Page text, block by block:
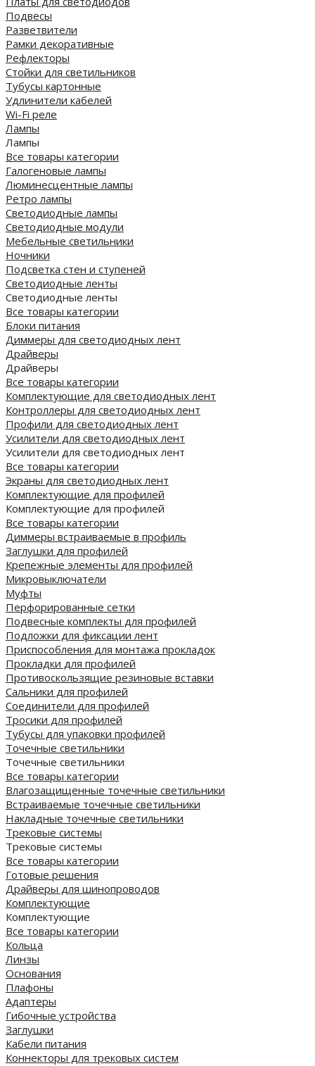
Подвесы
Разветвители
Рамки декоративные
Рефлекторы
Стойки для светильников
Тубусы картонные
Удлинители кабелей
Wi-Fi реле
Лампы
Лампы
Все товары категории
Галогеновые лампы
Люминесцентные лампы
Ретро лампы
Светодиодные лампы
Светодиодные модули
Мебельные светильники
Ночники
Подсветка стен и ступеней
Светодиодные ленты
Светодиодные ленты
Все товары категории
Блоки питания
Диммеры для светодиодных лент
Драйверы
Драйверы
Все товары категории
Комплектующие для светодиодных лент
Контроллеры для светодиодных лент
Профили для светодиодных лент
Усилители для светодиодных лент
Усилители для светодиодных лент
Все товары категории
Экраны для светодиодных лент
Комплектующие для профилей
Комплектующие для профилей
Все товары категории
Диммеры встраиваемые в профиль
Заглушки для профилей
Крепежные элементы для профилей
Микровыключатели
Муфты
Перфорированные сетки
Подвесные комплекты для профилей
Подложки для фиксации лент
Приспособления для монтажа прокладок
Прокладки для профилей
Противоскользящие резиновые вставки
Сальники для профилей
Соединители для профилей
Тросики для профилей
Тубусы для упаковки профилей
Точечные светильники
Точечные светильники
Все товары категории
Влагозащищенные точечные светильники
Встраиваемые точечные светильники
Накладные точечные светильники
Трековые системы
Трековые системы
Все товары категории
Готовые решения
Драйверы для шинопроводов
Комплектующие
Комплектующие
Все товары категории
Кольца
Линзы
Основания
Плафоны
Адаптеры
Гибочные устройства
Заглушки
Кабели питания
Коннекторы для трековых систем